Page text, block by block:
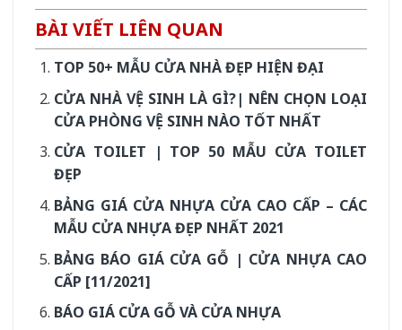
BÀI VIẾT LIÊN QUAN
TOP 50+ MẪU CỬA NHÀ ĐẸP HIỆN ĐẠI
CỬA NHÀ VỆ SINH LÀ GÌ?| NÊN CHỌN LOẠI
CỬA PHÒNG VỆ SINH NÀO TỐT NHẤT
CỬA TOILET | TOP 50 MẪU CỬA TOILET
ĐẸP
BẢNG GIÁ CỬA NHỰA CỬA CAO CẤP – CÁC
MẪU CỬA NHỰA ĐẸP NHẤT 2021
BẢNG BÁO GIÁ CỬA GỖ | CỬA NHỰA CAO
CẤP [11/2021]
BÁO GIÁ CỬA GỖ VÀ CỬA NHỰA